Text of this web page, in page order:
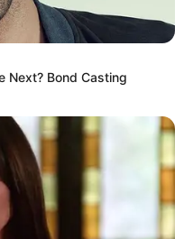
Next? Bond Casting